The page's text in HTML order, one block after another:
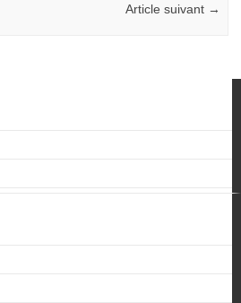
Article suivant →